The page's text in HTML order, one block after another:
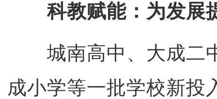
科教赋能：为发展
城南高中、大成二
成小学等一批学校新投